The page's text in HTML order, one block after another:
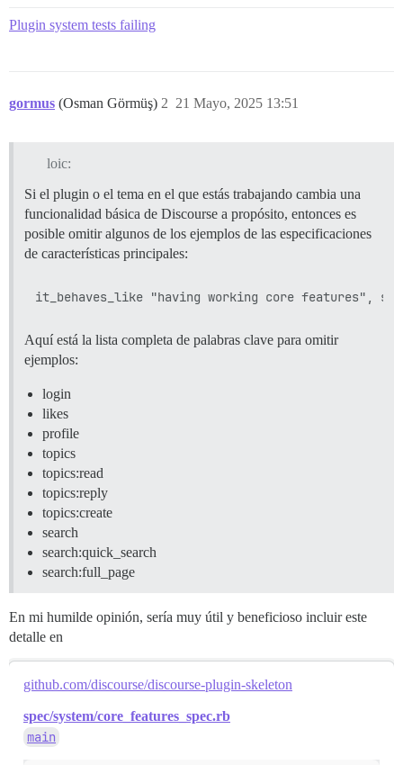
Plugin system tests failing
gormus (Osman Görmüş) 21 Mayo, 2025 13:51
2
loic:
Si el plugin o el tema en el que estás trabajando cambia una
funcionalidad básica de Discourse a propósito, entonces es
posible omitir algunos de los ejemplos de las especificaciones
de características principales:
Aquí está la lista completa de palabras clave para omitir
ejemplos:
login
likes
profile
topics
topics:read
topics:reply
topics:create
search
search:quick_search
search:full_page
En mi humilde opinión, sería muy útil y beneficioso incluir este
detalle en
github.com/discourse/discourse-plugin-skeleton
spec/system/core_features_spec.rb
main